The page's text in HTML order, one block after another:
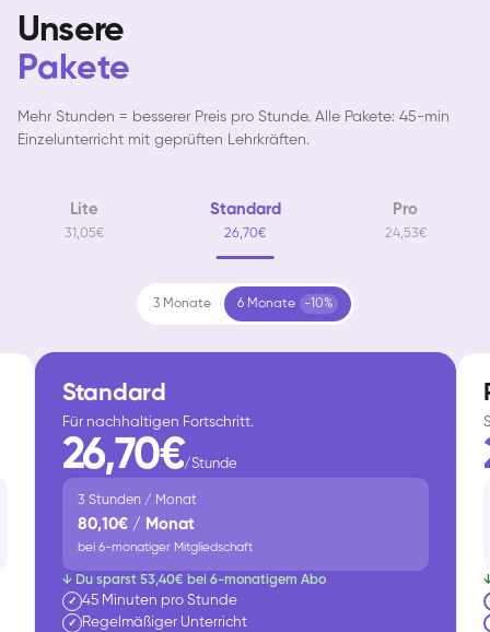
Unsere
Pakete
Mehr Stunden = besserer Preis pro Stunde. Alle Pakete: 45-min
Einzelunterricht mit geprüften Lehrkräften.
Lite
31,05€
Standard
26,70€
Pro
24,53€
3 Monate 6 Monate -10%
Standard
Für nachhaltigen Fortschritt.
26,70€/Stunde
3 Stunden / Monat
80,10€ / Monat
bei 6-monatiger Mitgliedschaft
↓ Du sparst 53,40€ bei 6-monatigem Abo
✓ 45 Minuten pro Stunde
✓ Regelmäßiger Unterricht